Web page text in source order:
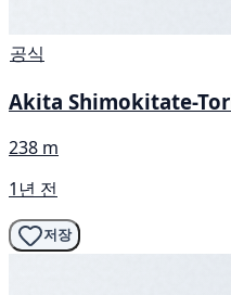
공식
Akita Shimokitate-
238 m
1년 전
저장